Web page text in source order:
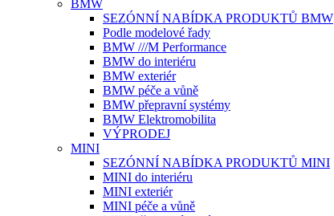
BMW
SEZÓNNÍ NABÍDKA PRODUKTŮ BMW
Podle modelové řady
BMW ///M Performance
BMW do interiéru
BMW exteriér
BMW péče a vůně
BMW přepravní systémy
BMW Elektromobilita
VÝPRODEJ
MINI
SEZÓNNÍ NABÍDKA PRODUKTŮ MINI
MINI do interiéru
MINI exteriér
MINI péče a vůně